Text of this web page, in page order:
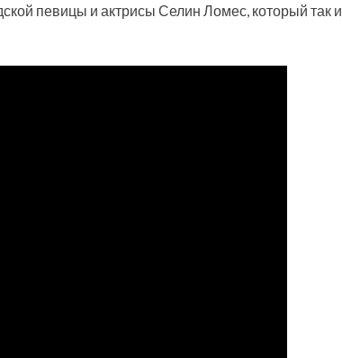
певицы и актрисы Селин Ломес, который так и